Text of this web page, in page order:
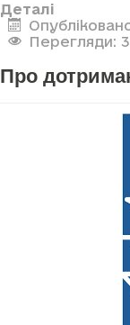
Деталі
Перегляди:
Про